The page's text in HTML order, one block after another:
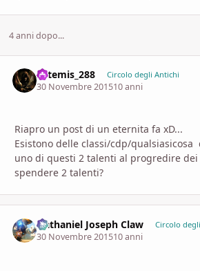
4 anni dopo...
Artemis_288 Circolo degli Antichi
30 Novembre 201510 anni
Riapro un post di un eternita fa xD...
Esistono delle classi/cdp/qualsiasicosa
uno di questi 2 talenti al progredire dei
spendere 2 talenti?
Nathaniel Joseph Claw Circolo
30 Novembre 201510 anni